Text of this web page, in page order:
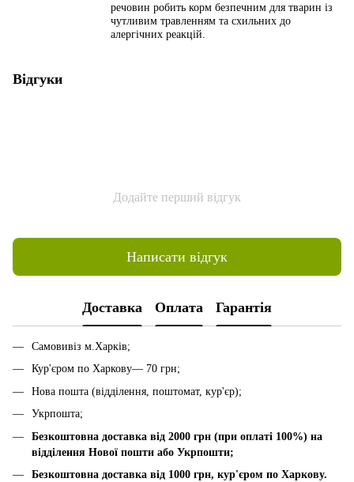
речовин робить корм безпечним для тварин із
чутливим травленням та схильних до
алергічних реакцій.
Відгуки
Додайте перший відгук
Написати відгук
Доставка Оплата Гарантія
Самовивіз м.Харків;
Кур'єром по Харкову— 70 грн;
Нова пошта (відділення, поштомат, кур'єр);
Укрпошта;
Безкоштовна доставка від 2000 грн (при оплаті 100%) на
відділення Нової пошти або Укрпошти;
Безкоштовна доставка від 1000 грн, кур'єром по Харкову.